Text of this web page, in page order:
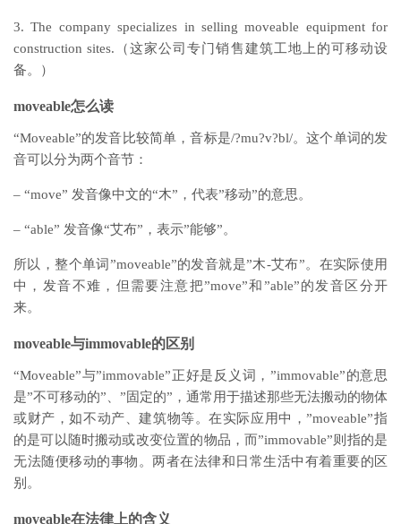
3. The company specializes in selling moveable equipment for
construction sites.（这家公司专门销售建筑工地上的可移动设
备。）
moveable怎么读
“Moveable”的发音比较简单，音标是/?mu?v?bl/。这个单词的发
音可以分为两个音节：
– “move” 发音像中文的“木”，代表”移动”的意思。
– “able” 发音像“艾布”，表示”能够”。
所以，整个单词”moveable”的发音就是”木-艾布”。在实际使用
中，发音不难，但需要注意把”move”和”able”的发音区分开
来。
moveable与immovable的区别
“Moveable”与”immovable”正好是反义词，”immovable”的意思
是”不可移动的”、”固定的”，通常用于描述那些无法搬动的物体
或财产，如不动产、建筑物等。在实际应用中，”moveable”指
的是可以随时搬动或改变位置的物品，而”immovable”则指的是
无法随便移动的事物。两者在法律和日常生活中有着重要的区
别。
moveable在法律上的含义